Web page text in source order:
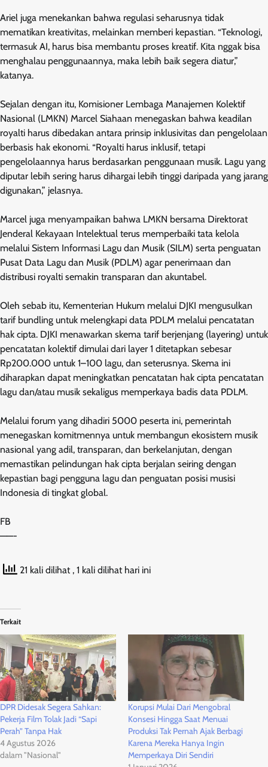
Ariel juga menekankan bahwa regulasi seharusnya tidak
mematikan kreativitas, melainkan memberi kepastian. “Teknologi,
termasuk AI, harus bisa membantu proses kreatif. Kita nggak bisa
menghalau penggunaannya, maka lebih baik segera diatur,”
katanya.
Sejalan dengan itu, Komisioner Lembaga Manajemen Kolektif
Nasional (LMKN) Marcel Siahaan menegaskan bahwa keadilan
royalti harus dibedakan antara prinsip inklusivitas dan pengelolaan
berbasis hak ekonomi. “Royalti harus inklusif, tetapi
pengelolaannya harus berdasarkan penggunaan musik. Lagu yang
diputar lebih sering harus dihargai lebih tinggi daripada yang jarang
digunakan,” jelasnya.
Marcel juga menyampaikan bahwa LMKN bersama Direktorat
Jenderal Kekayaan Intelektual terus memperbaiki tata kelola
melalui Sistem Informasi Lagu dan Musik (SILM) serta penguatan
Pusat Data Lagu dan Musik (PDLM) agar penerimaan dan
distribusi royalti semakin transparan dan akuntabel.
Oleh sebab itu, Kementerian Hukum melalui DJKI mengusulkan
tarif bundling untuk melengkapi data PDLM melalui pencatatan
hak cipta. DJKI menawarkan skema tarif berjenjang (layering) untuk
pencatatan kolektif dimulai dari layer 1 ditetapkan sebesar
Rp200.000 untuk 1–100 lagu, dan seterusnya. Skema ini
diharapkan dapat meningkatkan pencatatan hak cipta pencatatan
lagu dan/atau musik sekaligus memperkaya badis data PDLM.
Melalui forum yang dihadiri 5000 peserta ini, pemerintah
menegaskan komitmennya untuk membangun ekosistem musik
nasional yang adil, transparan, dan berkelanjutan, dengan
memastikan pelindungan hak cipta berjalan seiring dengan
kepastian bagi pengguna lagu dan penguatan posisi musisi
Indonesia di tingkat global.
FB
——-
21 kali dilihat , 1 kali dilihat hari ini
Terkait
DPR Didesak Segera Sahkan:
Pekerja Film Tolak Jadi “Sapi
Perah” Tanpa Hak
4 Agustus 2026
dalam "Nasional"
Korupsi Mulai Dari Mengobral
Konsesi Hingga Saat Menuai
Produksi Tak Pernah Ajak Berbagi
Karena Mereka Hanya Ingin
Memperkaya Diri Sendiri